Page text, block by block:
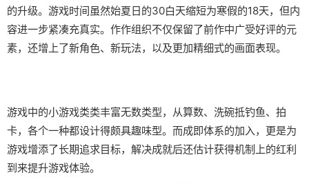
的升级。游戏时间虽然始夏日的30白天缩短为寒假的18天，但内
容进一步紧凑充真实。作作组织不仅保留了前作中广受好评的元
素，还增上了​​新角色、新玩法​​，以及更加精细式的画面表现。
游戏中的小游戏类类丰富无数类型，从算数、洗碗抵钓鱼、拍
卡，各个一种都设计得颇具趣味型。而​​成即体系的加入​​，更是为
游戏增添了长期追求目标，解决成就后还估计获得机制上的红利
到来提升游戏体验。